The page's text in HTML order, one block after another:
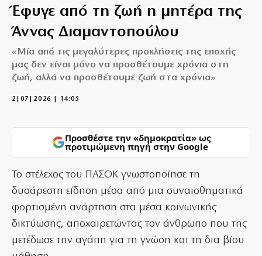
Έφυγε από τη ζωή η μητέρα της
Άννας Διαμαντοπούλου
«Μία από τις μεγαλύτερες προκλήσεις της εποχής
μας δεν είναι μόνο να προσθέτουμε χρόνια στη
ζωή, αλλά να προσθέτουμε ζωή στα χρόνια»
2|07|2026 | 14:05
Προσθέστε την «δημοκρατία» ως
προτιμώμενη πηγή στην Google
Το στέλεχος του ΠΑΣΟΚ γνωστοποίησε τη
δυσάρεστη είδηση μέσα από μια συναισθηματικά
φορτισμένη ανάρτηση στα μέσα κοινωνικής
δικτύωσης, αποχαιρετώντας τον άνθρωπο που της
μετέδωσε την αγάπη για τη γνώση και τη δια βίου